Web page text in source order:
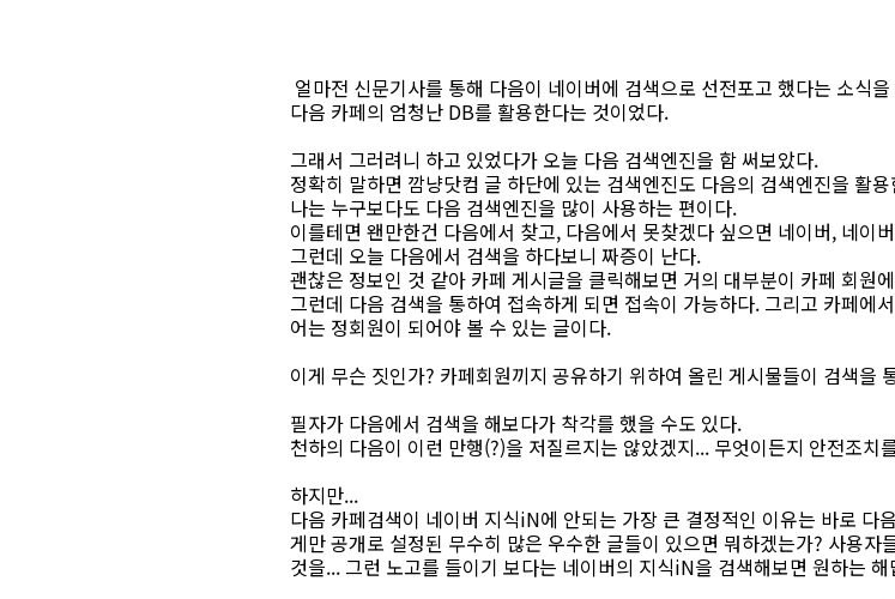
얼마전 신문기사를 통해 다음이 네이버에 검색으로 선전포고 했다는 소식
다음 카페의 엄청난 DB를 활용한다는 것이었다.
그래서 그러려니 하고 있었다가 오늘 다음 검색엔진을 함 써보았다.
정확히 말하면 깜냥닷컴 글 하단에 있는 검색엔진도 다음의 검색엔진을 활
나는 누구보다도 다음 검색엔진을 많이 사용하는 편이다.
이를테면 왠만한건 다음에서 찾고, 다음에서 못찾겠다 싶으면 네이버, 네이
그런데 오늘 다음에서 검색을 하다보니 짜증이 난다.
괜찮은 정보인 것 같아 카페 게시글을 클릭해보면 거의 대부분이 카페 회원
그런데 다음 검색을 통하여 접속하게 되면 접속이 가능하다. 그리고 카페에
어는 정회원이 되어야 볼 수 있는 글이다.
이게 무슨 짓인가? 카페회원끼지 공유하기 위하여 올린 게시물들이 검색을
필자가 다음에서 검색을 해보다가 착각를 했을 수도 있다.
천하의 다음이 이런 만행(?)을 저질르지는 않았겠지... 무엇이든지 안전조치
하지만...
다음 카페검색이 네이버 지식iN에 안되는 가장 큰 결정적인 이유는 바로 다
게만 공개로 설정된 무수히 많은 우수한 글들이 있으면 뭐하겠는가? 사용
것을... 그런 노고를 들이기 보다는 네이버의 지식iN을 검색해보면 원하는